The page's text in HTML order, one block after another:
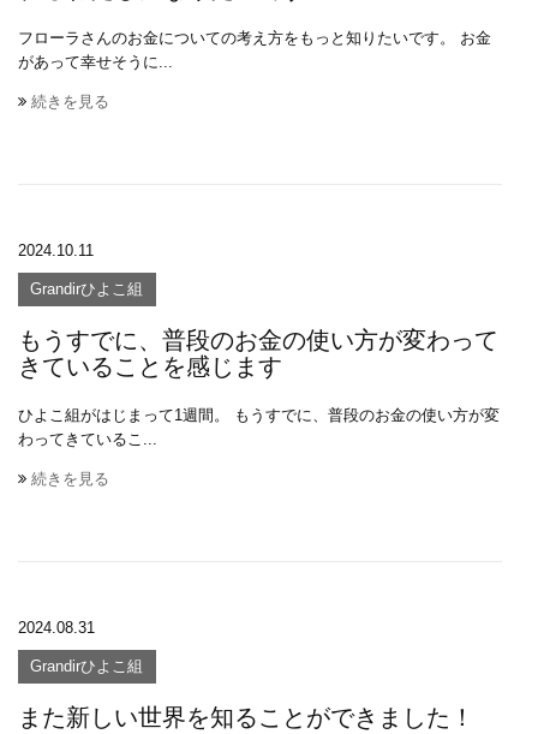
フローラさんのお金についての考え方をもっと知りたいです。 お金
があって幸せそうに...
続きを見る
2024.10.11
Grandirひよこ組
もうすでに、普段のお金の使い方が変わって
きていることを感じます
ひよこ組がはじまって1週間。 もうすでに、普段のお金の使い方が変
わってきているこ...
続きを見る
2024.08.31
Grandirひよこ組
また新しい世界を知ることができました！